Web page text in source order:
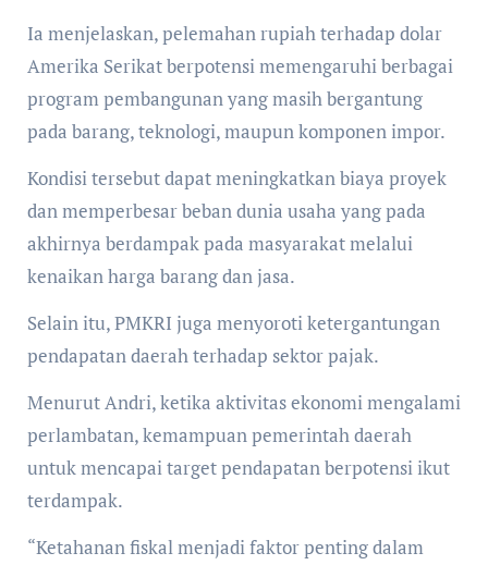
Ia menjelaskan, pelemahan rupiah terhadap dolar
Amerika Serikat berpotensi memengaruhi berbagai
program pembangunan yang masih bergantung
pada barang, teknologi, maupun komponen impor.
Kondisi tersebut dapat meningkatkan biaya proyek
dan memperbesar beban dunia usaha yang pada
akhirnya berdampak pada masyarakat melalui
kenaikan harga barang dan jasa.
Selain itu, PMKRI juga menyoroti ketergantungan
pendapatan daerah terhadap sektor pajak.
Menurut Andri, ketika aktivitas ekonomi mengalami
perlambatan, kemampuan pemerintah daerah
untuk mencapai target pendapatan berpotensi ikut
terdampak.
“Ketahanan fiskal menjadi faktor penting dalam